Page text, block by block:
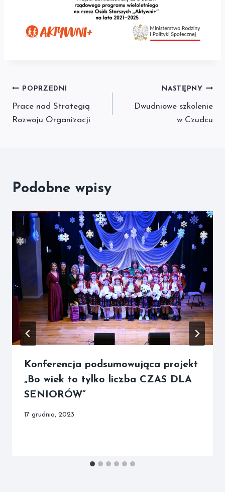
Nawigacja
wpisu
POPRZEDNI
Prace nad Strategią
Rozwoju Organizacji
NASTĘPNY
Dwudniowe szkolenie
w Czudcu
Podobne wpisy
Konferencja podsumowująca projekt
„Bo wiek to tylko liczba CZAS DLA
SENIORÓW”
17 grudnia, 2023